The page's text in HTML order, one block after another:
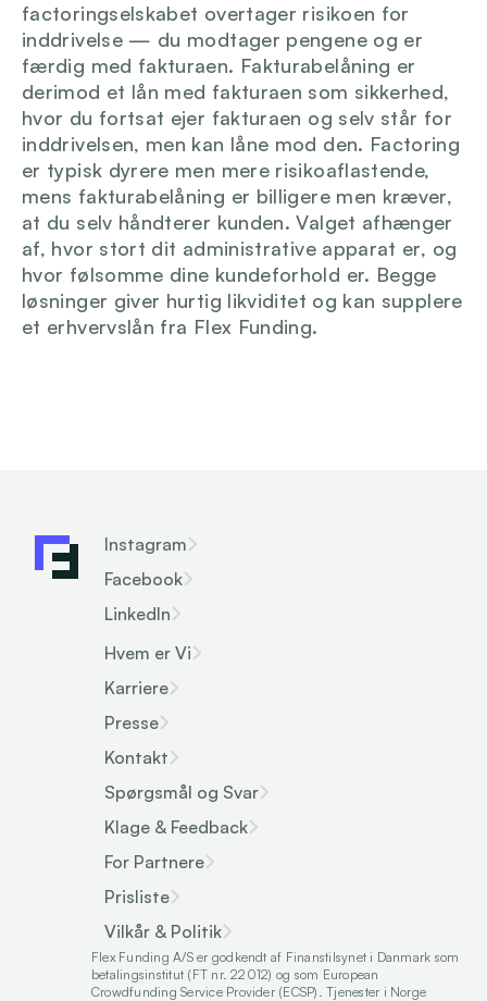
factoringselskabet overtager risikoen for
inddrivelse — du modtager pengene og er
færdig med fakturaen. Fakturabelåning er
derimod et lån med fakturaen som sikkerhed,
hvor du fortsat ejer fakturaen og selv står for
inddrivelsen, men kan låne mod den. Factoring
er typisk dyrere men mere risikoaflastende,
mens fakturabelåning er billigere men kræver,
at du selv håndterer kunden. Valget afhænger
af, hvor stort dit administrative apparat er, og
hvor følsomme dine kundeforhold er. Begge
løsninger giver hurtig likviditet og kan supplere
et erhvervslån fra Flex Funding.
Instagram
Facebook
LinkedIn
Hvem er Vi
Karriere
Presse
Kontakt
Spørgsmål og Svar
Klage & Feedback
For Partnere
Prisliste
Vilkår & Politik
Flex Funding A/S er godkendt af Finanstilsynet i Danmark som
betalingsinstitut (FT nr. 22012) og som European
Crowdfunding Service Provider (ECSP). Tjenester i Norge